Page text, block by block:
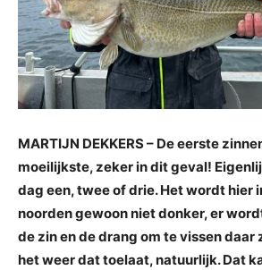
MARTIJN DEKKERS – De eerste
moeilijkste, zeker in dit geval!
dag een, twee of drie. Het wordt hier
noorden gewoon niet donker, er
de zin en de drang om te vissen daar
het weer dat toelaat, natuurlijk. Dat